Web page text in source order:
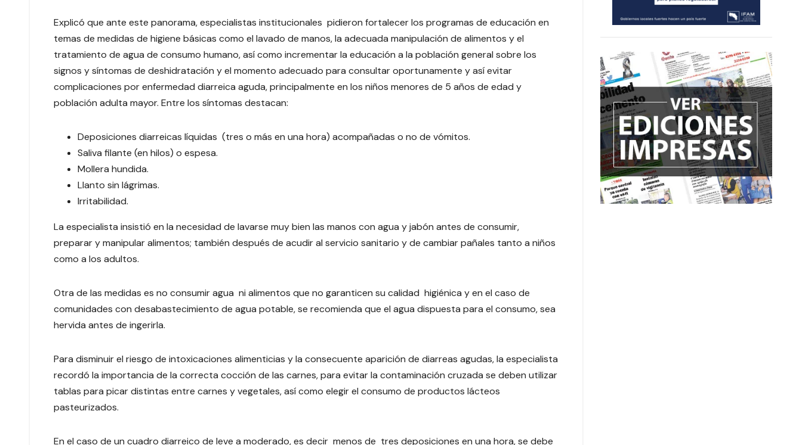
Explicó que ante este panorama, especialistas institucionales pidieron fortalecer los programas de educación en
temas de medidas de higiene básicas como el lavado de manos, la adecuada manipulación de alimentos y el
tratamiento de agua de consumo humano, así como incrementar la educación a la población general sobre los
signos y síntomas de deshidratación y el momento adecuado para consultar oportunamente y así evitar
complicaciones por enfermedad diarreica aguda, principalmente en los niños menores de 5 años de edad y
población adulta mayor. Entre los síntomas destacan:
Deposiciones diarreicas líquidas (tres o más en una hora) acompañadas o no de vómitos.
Saliva filante (en hilos) o espesa.
Mollera hundida.
Llanto sin lágrimas.
Irritabilidad.
La especialista insistió en la necesidad de lavarse muy bien las manos con agua y jabón antes de consumir,
preparar y manipular alimentos; también después de acudir al servicio sanitario y de cambiar pañales tanto a niños
como a los adultos.
Otra de las medidas es no consumir agua ni alimentos que no garanticen su calidad higiénica y en el caso de
comunidades con desabastecimiento de agua potable, se recomienda que el agua dispuesta para el consumo, sea
hervida antes de ingerirla.
Para disminuir el riesgo de intoxicaciones alimenticias y la consecuente aparición de diarreas agudas, la especialista
recordó la importancia de la correcta cocción de las carnes, para evitar la contaminación cruzada se deben utilizar
tablas para picar distintas entre carnes y vegetales, así como elegir el consumo de productos lácteos
pasteurizados.
En el caso de un cuadro diarreico de leve a moderado, es decir menos de tres deposiciones en una hora, se debe